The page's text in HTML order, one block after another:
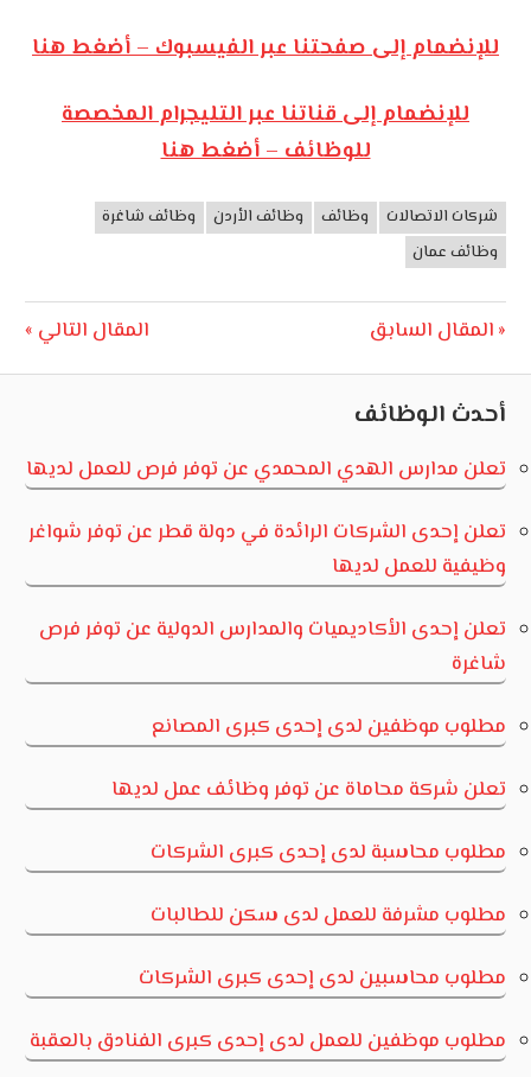
للإنضمام إلى صفحتنا عبر الفيسبوك – أضغط هنا
للإنضمام إلى قناتنا عبر التليجرام المخصصة
للوظائف – أضغط هنا
وظائف
الأردن
شركات الاتصالات وظائف وظائف الأردن
وظائف شاغرة
وظائف عمان
تصفّح
المقالات
Previous
المقال السابق
Next
المقال التالي
أحدث الوظائف
تعلن مدارس الهدي المحمدي عن توفر فرص للعمل لديها
تعلن إحدى الشركات الرائدة في دولة قطر عن توفر شواغر
وظيفية للعمل لديها
تعلن إحدى الأكاديميات والمدارس الدولية عن توفر فرص
شاغرة
مطلوب موظفين لدى إحدى كبرى المصانع
تعلن شركة محاماة عن توفر وظائف عمل لديها
مطلوب محاسبة لدى إحدى كبرى الشركات
مطلوب مشرفة للعمل لدى سكن للطالبات
مطلوب محاسبين لدى إحدى كبرى الشركات
مطلوب موظفين للعمل لدى إحدى كبرى الفنادق بالعقبة